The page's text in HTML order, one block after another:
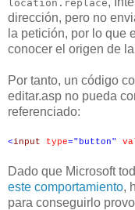
location.replace
dirección, pero no
la petición, por lo que
conocer el origen de
Por tanto, un código
editar.asp no pueda
referenciado:
<input type="button"
Dado que Microsoft
este comportamiento,
para conseguirlo